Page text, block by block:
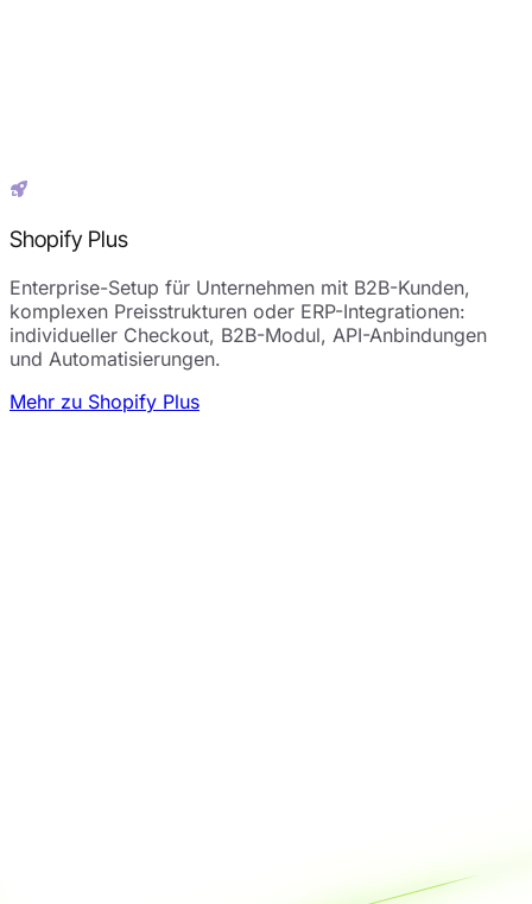
Shopify Plus
Enterprise-Setup für Unternehmen mit B2B-Kunden,
komplexen Preisstrukturen oder ERP-Integrationen:
individueller Checkout, B2B-Modul, API-Anbindungen
und Automatisierungen.
Mehr zu Shopify Plus